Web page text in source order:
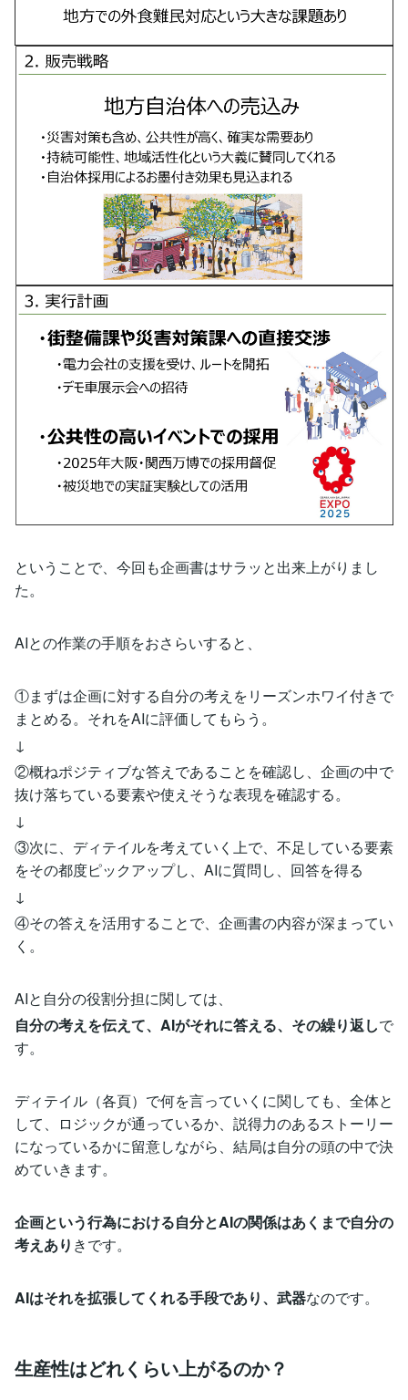
ということで、今回も企画書はサラッと出来上がりまし
た。
AIとの作業の手順をおさらいすると、
①まずは企画に対する自分の考えをリーズンホワイ付きで
まとめる。それをAIに評価してもらう。
↓
②概ねポジティブな答えであることを確認し、企画の中で
抜け落ちている要素や使えそうな表現を確認する。
↓
③次に、ディテイルを考えていく上で、不足している要素
をその都度ピックアップし、AIに質問し、回答を得る
↓
④その答えを活用することで、企画書の内容が深まってい
く。
AIと自分の役割分担に関しては、
自分の考えを伝えて、AIがそれに答える、その繰り返しで
す。
ディテイル（各頁）で何を言っていくに関しても、全体と
して、ロジックが通っているか、説得力のあるストーリー
になっているかに留意しながら、結局は自分の頭の中で決
めていきます。
企画という行為における自分とAIの関係はあくまで自分の
考えあり きです。
AIはそれを拡張してくれる手段であり、武器なのです。
生産性はどれくらい上がるのか？